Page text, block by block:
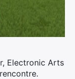
Electronic Arts